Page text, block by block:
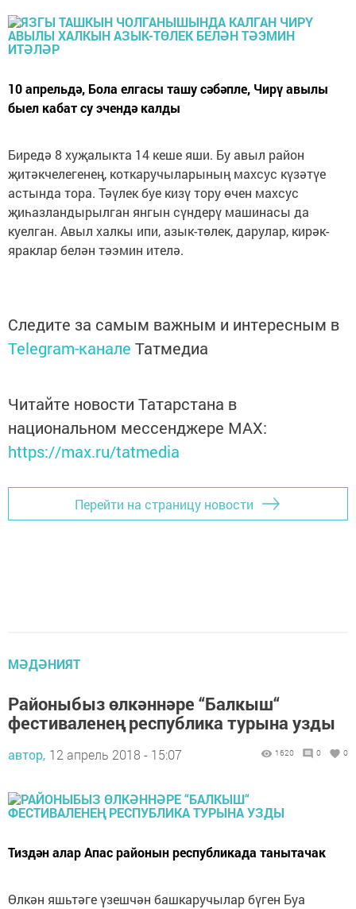
10 апрельдә, Бола елгасы ташу сәбәпле, Чирү авылы
быел кабат су эчендә калды
Биредә 8 хуҗалыкта 14 кеше яши. Бу авыл район
җитәкчелегенең, коткаручыларының махсус күзәтүе
астында тора. Тәүлек буе кизү тору өчен махсус
җиһазландырылган янгын сүндерү машинасы да
куелган. Авыл халкы ипи, азык-төлек, дарулар, кирәк-
яраклар белән тәэмин ителә.
Следите за самым важным и интересным в
Telegram-канале Татмедиа
Читайте новости Татарстана в
национальном мессенджере MАХ:
https://max.ru/tatmedia
Перейти на страницу новости
МӘДӘНИЯТ
Районыбыз өлкәннәре “Балкыш“
фестиваленең республика турына узды
автор, 12 апрель 2018 - 15:07 1620 0 0
Тиздән алар Апас районын республикада танытачак
Өлкән яшьтәге үзешчән башкаручылар бүген Буа